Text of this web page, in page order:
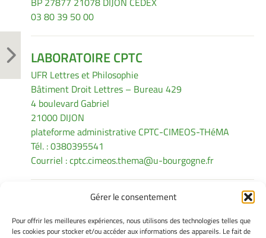
Gérer le consentement
Pour offrir les meilleures expériences, nous utilisons des technologies telles que
les cookies pour stocker et/ou accéder aux informations des appareils. Le fait de
03 80 39 50 00
LABORATOIRE CPTC
UFR Lettres et Philosophie
Bâtiment Droit Lettres – Bureau 429
4 boulevard Gabriel
21000 DIJON
plateforme administrative CPTC-CIMEOS-THéMA
Tél. : 0380395541
Courriel :cptc.cimeos.thema@u-bourgogne.fr
INFORMATIONS LÉGALES
Mentions légales